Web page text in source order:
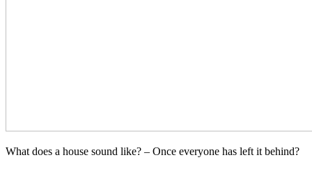
What does a house sound like? – Once everyone has left it behind?